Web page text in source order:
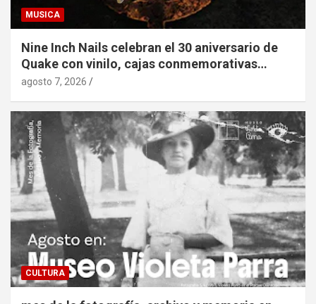
MUSICA
Nine Inch Nails celebran el 30 aniversario de
Quake con vinilo, cajas conmemorativas…
agosto 7, 2026
CULTURA